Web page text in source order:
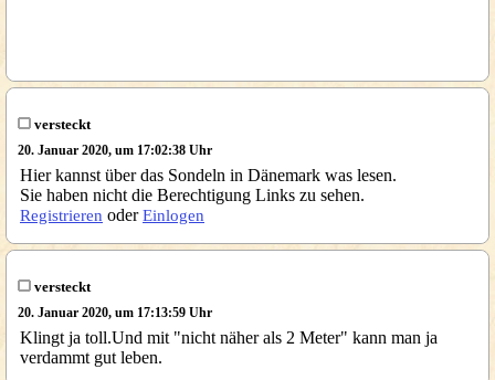
versteckt
20. Januar 2020, um 17:02:38 Uhr
Hier kannst über das Sondeln in Dänemark was lesen.
Sie haben nicht die Berechtigung Links zu sehen.
Registrieren oderEinlogen
versteckt
20. Januar 2020, um 17:13:59 Uhr
Klingt ja toll.Und mit "nicht näher als 2 Meter" kann man ja
verdammt gut leben.